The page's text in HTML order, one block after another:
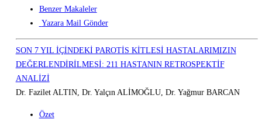
Benzer Makaleler
Yazara Mail Gönder
SON 7 YIL İÇİNDEKİ PAROTİS KİTLESİ HASTALARIMIZIN
DEĞERLENDİRİLMESİ: 211 HASTANIN RETROSPEKTİF
ANALİZİ
Dr. Fazilet ALTIN, Dr. Yalçın ALİMOĞLU, Dr. Yağmur BARCAN
Özet